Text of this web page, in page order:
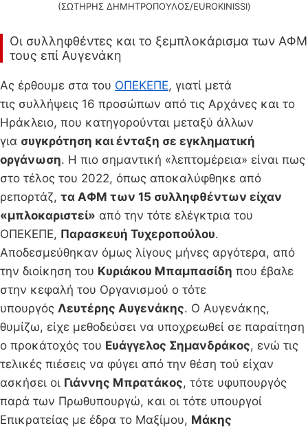
(ΣΩΤΗΡΗΣ ΔΗΜΗΤΡΟΠΟΥΛΟΣ/EUROKINISSI)
Οι συλληφθέντες και το ξεμπλοκάρισμα των ΑΦΜ
τους επί Αυγενάκη
Ας έρθουμε στα του ΟΠΕΚΕΠΕ, γιατί μετά
τις συλλήψεις 16 προσώπων από τις Αρχάνες και το
Ηράκλειο, που κατηγορούνται μεταξύ άλλων
για συγκρότηση και ένταξη σε εγκληματική
οργάνωση. Η πιο σημαντική «λεπτομέρεια» είναι πως
στο τέλος του 2022, όπως αποκαλύφθηκε από
ρεπορτάζ, τα ΑΦΜ των 15 συλληφθέντων είχαν
«μπλοκαριστεί» από την τότε ελέγκτρια του
ΟΠΕΚΕΠΕ, Παρασκευή Τυχεροπούλου.
Αποδεσμεύθηκαν όμως λίγους μήνες αργότερα, από
την διοίκηση του Κυριάκου Μπαμπασίδη που έβαλε
στην κεφαλή του Οργανισμού ο τότε
υπουργός Λευτέρης Αυγενάκης. Ο Αυγενάκης,
θυμίζω, είχε μεθοδεύσει να υποχρεωθεί σε παραίτηση
ο προκάτοχός του Ευάγγελος Σημανδράκος, ενώ τις
τελικές πιέσεις να φύγει από την θέση τού είχαν
ασκήσει οι Γιάννης Μπρατάκος, τότε υφυπουργός
παρά των Πρωθυπουργώ, και οι τότε υπουργοί
Επικρατείας με έδρα το Μαξίμου, Μάκης